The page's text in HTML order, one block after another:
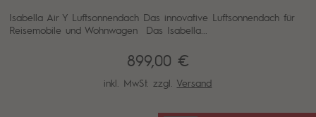
Isabella Air Y Luftsonnendach Das innovative Luftsonnendach für
Reisemobile und Wohnwagen Das Isabella...
899,00 €
inkl. MwSt. zzgl. Versand